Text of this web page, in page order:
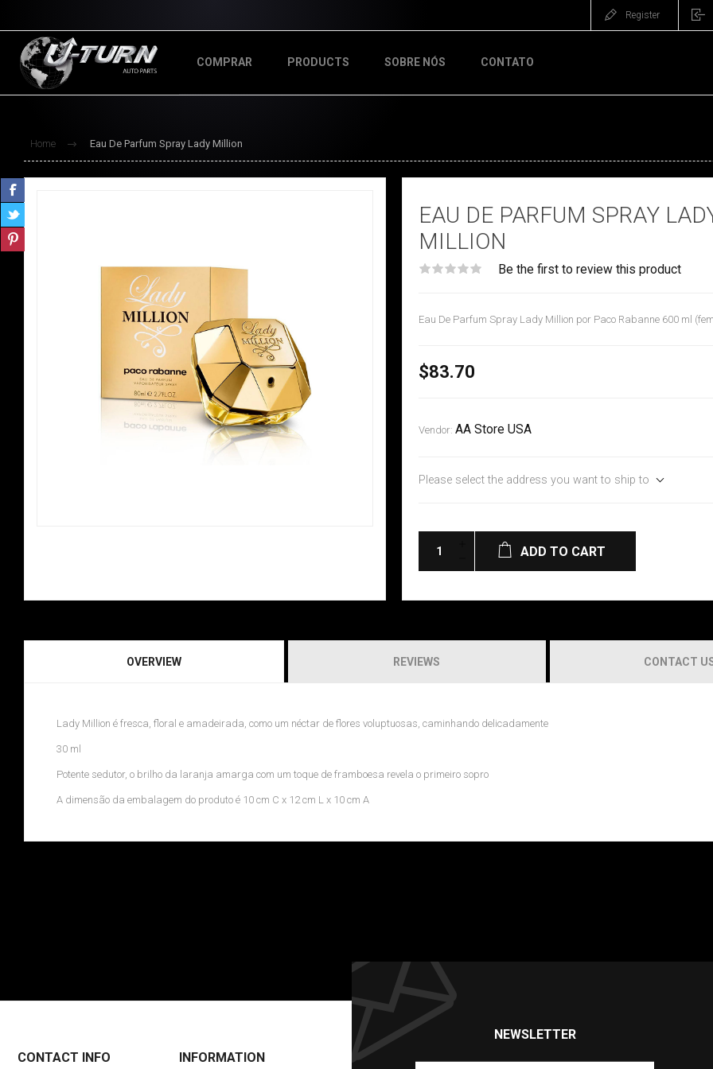
Register
COMPRAR PRODUCTS SOBRE NÓS CONTATO
Home Eau De Parfum Spray Lady Million
EAU DE PARFUM SPRAY
MILLION
Be the first to review this product
Eau De Parfum Spray Lady Million por Paco Rabanne 600 ml
$83.70
Vendor: AA Store USA
Please select the address you want to ship to
ADD TO CART
OVERVIEW REVIEWS CONTACT
Lady Million é fresca, floral e amadeirada, como um néctar de flores voluptuosas, caminhando delicadamente
30 ml
Potente sedutor, o brilho da laranja amarga com um toque de framboesa revela o primeiro sopro
A dimensão da embalagem do produto é 10 cm C x 12 cm L x 10 cm A
NEWSLETTER
CONTACT INFO
INFORMATION